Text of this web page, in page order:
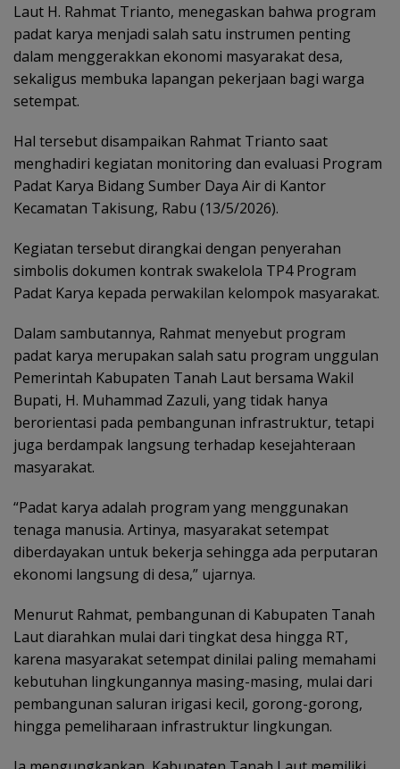
Laut H. Rahmat Trianto, menegaskan bahwa program
padat karya menjadi salah satu instrumen penting
dalam menggerakkan ekonomi masyarakat desa,
sekaligus membuka lapangan pekerjaan bagi warga
setempat.
Hal tersebut disampaikan Rahmat Trianto saat
menghadiri kegiatan monitoring dan evaluasi Program
Padat Karya Bidang Sumber Daya Air di Kantor
Kecamatan Takisung, Rabu (13/5/2026).
Kegiatan tersebut dirangkai dengan penyerahan
simbolis dokumen kontrak swakelola TP4 Program
Padat Karya kepada perwakilan kelompok masyarakat.
Dalam sambutannya, Rahmat menyebut program
padat karya merupakan salah satu program unggulan
Pemerintah Kabupaten Tanah Laut bersama Wakil
Bupati, H. Muhammad Zazuli, yang tidak hanya
berorientasi pada pembangunan infrastruktur, tetapi
juga berdampak langsung terhadap kesejahteraan
masyarakat.
“Padat karya adalah program yang menggunakan
tenaga manusia. Artinya, masyarakat setempat
diberdayakan untuk bekerja sehingga ada perputaran
ekonomi langsung di desa,” ujarnya.
Menurut Rahmat, pembangunan di Kabupaten Tanah
Laut diarahkan mulai dari tingkat desa hingga RT,
karena masyarakat setempat dinilai paling memahami
kebutuhan lingkungannya masing-masing, mulai dari
pembangunan saluran irigasi kecil, gorong-gorong,
hingga pemeliharaan infrastruktur lingkungan.